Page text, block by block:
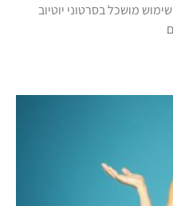
מושכל בסרטוני יוטיוב